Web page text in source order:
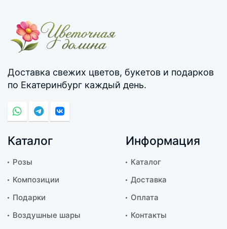
Доставка свежих цветов, букетов и подарков
по Екатеринбург каждый день.
Каталог
Розы
Композиции
Подарки
Воздушные шары
Информация
Каталог
Доставка
Оплата
Контакты